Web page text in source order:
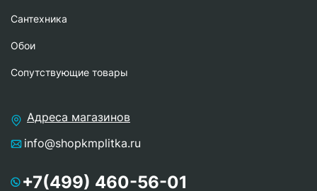
Сантехника
Обои
Сопутствующие товары
Адреса магазинов
info@shopkmplitka.ru
+7(499) 460-56-01